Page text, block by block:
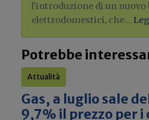
l'introduzione di un nuovo
elettrodomestici, che...
Potrebbe
Attualità
Gas, a luglio sale del
9,7% il prezzo per